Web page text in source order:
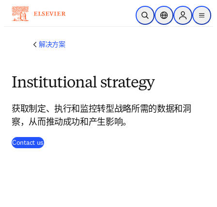
跳转到主内容
开放搜索位置选择器Sign in to
menu
解决方案
Institutional strategy
获取制定、执行和监控转型战略所需的数据和洞
察，从而推动成功和产生影响。
Contact us